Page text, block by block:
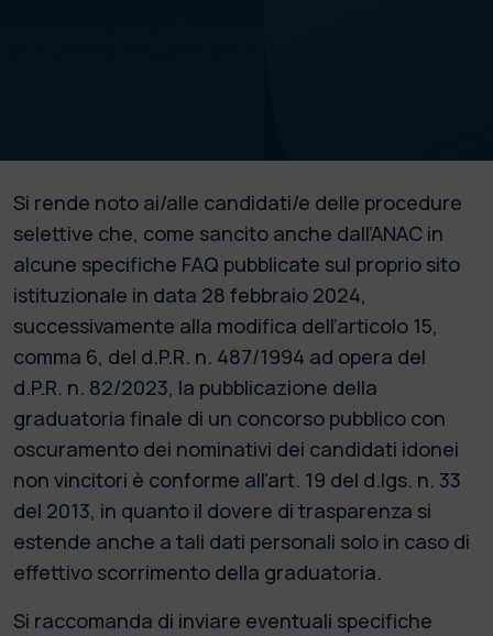
Si rende noto ai/alle candidati/e delle procedure
selettive che, come sancito anche dall’ANAC in
alcune specifiche FAQ pubblicate sul proprio sito
istituzionale in data 28 febbraio 2024,
successivamente alla modifica dell’articolo 15,
comma 6, del d.P.R. n. 487/1994 ad opera del
d.P.R. n. 82/2023, la pubblicazione della
graduatoria finale di un concorso pubblico con
oscuramento dei nominativi dei candidati idonei
non vincitori è conforme all’art. 19 del d.lgs. n. 33
del 2013, in quanto il dovere di trasparenza si
estende anche a tali dati personali solo in caso di
effettivo scorrimento della graduatoria.
Si raccomanda di inviare eventuali specifiche